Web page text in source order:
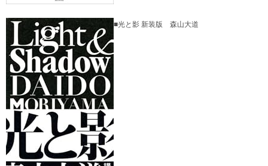
■光と影 新装版 森山大道